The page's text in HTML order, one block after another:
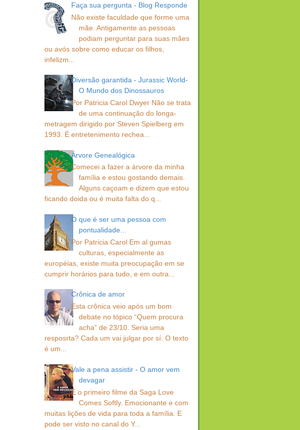
Faça sua pergunta - Blog Responde
Não existe faculdade que forme uma
mãe. Antigamente as pessoas
podiam perguntar para suas mães
ou avós sobre como educar os filhos,
infelizm...
Diversão garantida - Jurassic World-
O Mundo dos Dinossauros
Por Patricia Carol Dwyer Não se trata
de uma continuação do longa-
metragem dirigido por Steven Spielberg em
1993. É entretenimento rechea...
Árvore Genealógica
Comecei a fazer a árvore da minha
família e estou gostando demais.
Alguns caçoam e dizem que estou
ficando doida ou é muita falta do q...
O que é ser uma pessoa com
pontualidade...
Por Patricia Carol Em al gumas
culturas, especialmente as
européias, existe muita preocupação em se
cumprir horários para tudo, e em outra...
Crônica de amor
Esta crônica veio após um bom
debate no tópico “Quem procura
acha” de 23/10. Seria uma
resposrta? Cada um vai julgar por sí. O texto
é um...
Vale a pena assistir - O amor vem
devagar
É o primeiro filme da Saga Love
Comes Softly. Emocionante e com
muitas lições de vida para toda a família. E
pode ser visto no canal do Y...